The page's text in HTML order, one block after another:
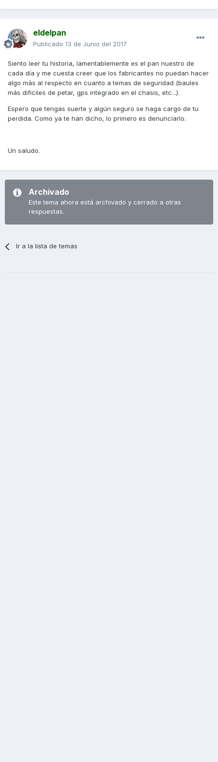
eldelpan
Publicado 13 de Junio del 2017
Siento leer tu historia, lamentablemente es el pan nuestro de
cada día y me cuesta creer que los fabricantes no puedan hacer
algo más al respecto en cuanto a temas de seguridad (baules
más dificiles de petar, gps integrado en el chasis, etc...).
Espero que tengas suerte y algún seguro se haga cargo de tu
perdida. Como ya te han dicho, lo primero es denunciarlo.
Un saludo.
Archivado
Este tema ahora está archivado y cerrado a otras
respuestas.
Ir a la lista de temas